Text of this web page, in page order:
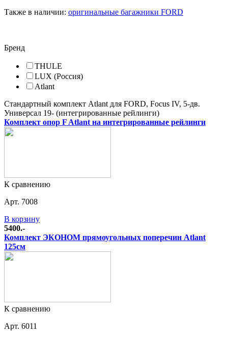
Также в наличии: оригинальные багажники FORD
Бренд
THULE
LUX (Россия)
Atlant
Стандартный комплект Atlant для FORD, Focus IV, 5-дв.
Универсал 19- (интегрированные рейлинги)
Комплект опор F Atlant на интегрированные рейлинги
К сравнению
Арт. 7008
В корзину
5400.-
Комплект ЭКОНОМ прямоугольных поперечин Atlant
125см
К сравнению
Арт. 6011